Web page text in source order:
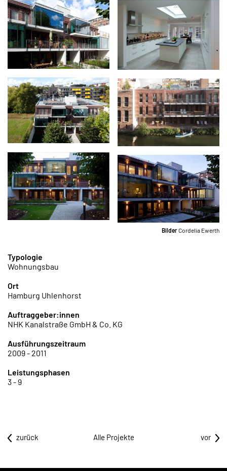
BilderCordelia Ewerth
Typologie
Wohnungsbau
Ort
Hamburg Uhlenhorst
Auftraggeber:innen
NHK Kanalstraße GmbH & Co. KG
Ausführungszeitraum
2009 - 2011
Leistungsphasen
3 - 9
zurück Alle Projekte vor